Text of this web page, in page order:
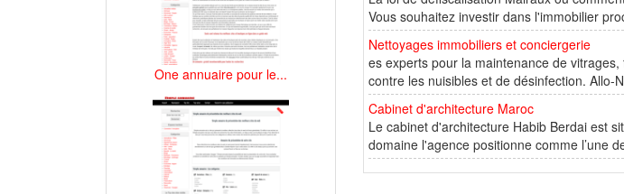
One annuaire pour le...
Vous souhaitez investir dans l'immobilier
Nettoyages immobiliers et conciergerie
es experts pour la maintenance de
contre les nuisibles et de désinfection. Allo-
Cabinet d'architecture Maroc
Le cabinet d'architecture Habib Berdai est
domaine l'agence positionne comme l’une